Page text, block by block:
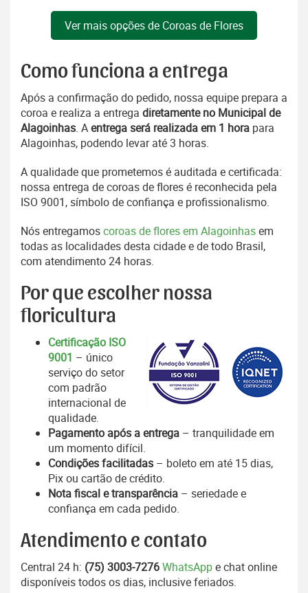
Ver mais opções de Coroas de Flores
Como funciona a entrega
Após a confirmação do pedido, nossa equipe prepara a
coroa e realiza a entrega diretamente no Municipal de
Alagoinhas. Aentrega será realizada em 1 hora para
Alagoinhas, podendo levar até 3 horas.
A qualidade que prometemos é auditada e certificada:
nossa entrega de coroas de flores é reconhecida pela
ISO 9001, símbolo de confiança e profissionalismo.
Nós entregamoscoroas de flores em Alagoinhasem
todas as localidades desta cidade e de todo Brasil,
com atendimento 24 horas.
Por que escolher nossa
floricultura
Certificação ISO
9001 – único
serviço do setor
com padrão
internacional de
qualidade.
Pagamento após a entrega – tranquilidade em
um momento difícil.
Condições facilitadas – boleto em até 15 dias,
Pix ou cartão de crédito.
Nota fiscal e transparência – seriedade e
confiança em cada pedido.
Atendimento e contato
Central 24 h: (75) 3003-7276WhatsAppe chat online
disponíveis todos os dias, inclusive feriados.